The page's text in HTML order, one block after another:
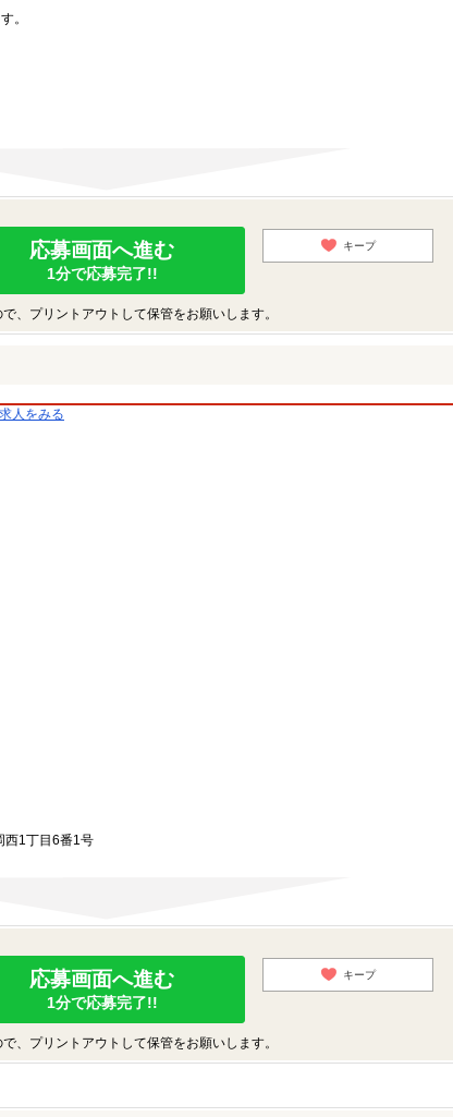
。
応募画面へ進む
1分で応募完了!!
キープ
、プリントアウトして保管をお願いします。
人をみる
1丁目6番1号
応募画面へ進む
1分で応募完了!!
キープ
、プリントアウトして保管をお願いします。